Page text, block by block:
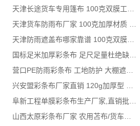
天津防雨遮盖布哪家靠谱 100克双膜加厚款适配高栏货车长途盖货
国标足米加厚彩条布 足尺足量杜绝缺尺少米
营口PE防雨彩条布 工地防护 大棚遮盖 3×50米 耐寒耐用
山西太原彩条布厂家 农用苫布/货车篷布 支持来样加工定制